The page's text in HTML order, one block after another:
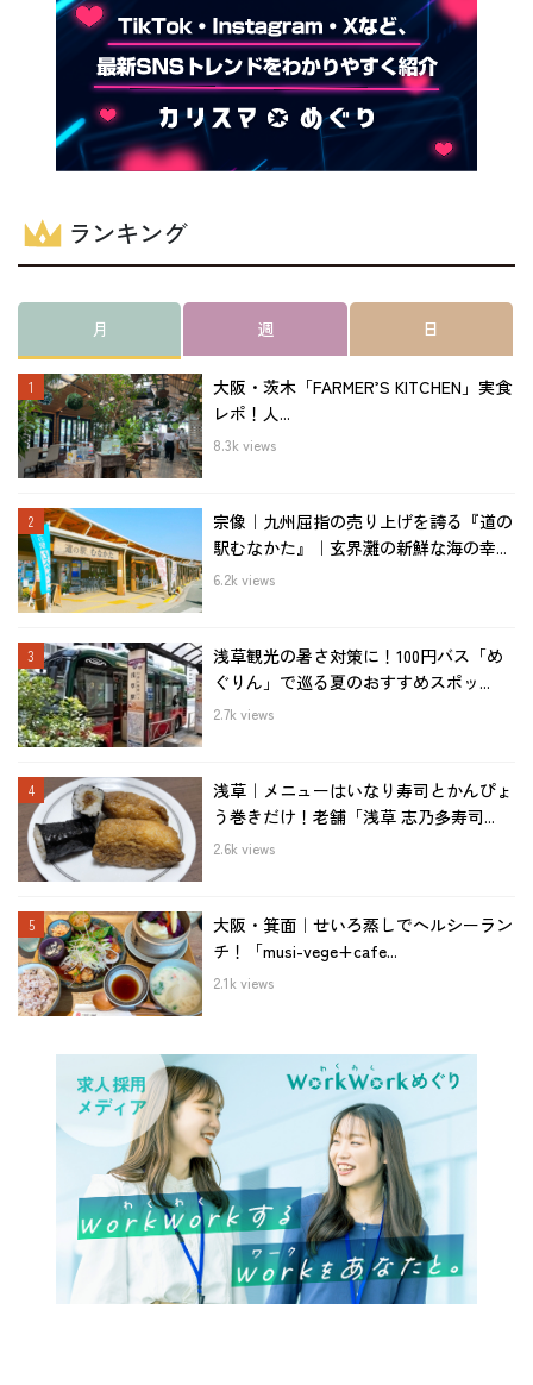
ランキング
月 週 日
大阪・茨木「FARMER’S KITCHEN」実食
レポ！人...
8.3k views
宗像｜九州屈指の売り上げを誇る『道の
駅むなかた』｜玄界灘の新鮮な海の幸...
6.2k views
浅草観光の暑さ対策に！100円バス「め
ぐりん」で巡る夏のおすすめスポッ...
2.7k views
浅草｜メニューはいなり寿司とかんぴょ
う巻きだけ！老舗「浅草 志乃多寿司...
2.6k views
大阪・箕面｜せいろ蒸しでヘルシーラン
チ！「musi-vege+cafe...
2.1k views